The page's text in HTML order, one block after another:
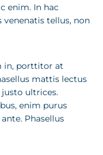
enim. In hac
venenatis tellus, non
in, porttitor at
mattis lectus
ultrices.
enim purus
Phasellus